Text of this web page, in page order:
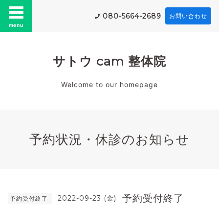
menu
080-5664-2689 お問い合わせ
サトウ cam 整体院
Welcome to our homepage
予約状況・休診のお知らせ
予約受付終了 2022-09-23 (金) 予約受付終了